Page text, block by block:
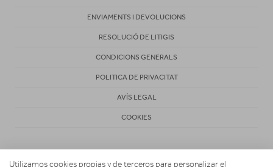
ENVIAMENTS I DEVOLUCIONS
RESOLUCIÓ DE LITIGIS
CONDICIONS GENERALS
POLITICA DE PRIVACITAT
AVÍS LEGAL
COOKIES
Utilizamos cookies propias y de terceros para personalizar el